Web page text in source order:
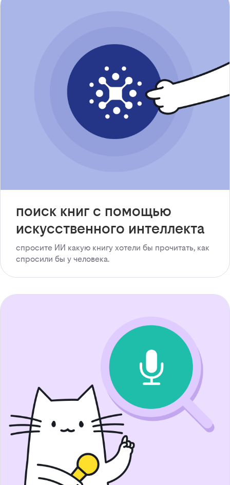
поиск книг с помощью
искусственного интеллекта
спросите ИИ какую книгу хотели бы прочитать, как
спросили бы у человека.